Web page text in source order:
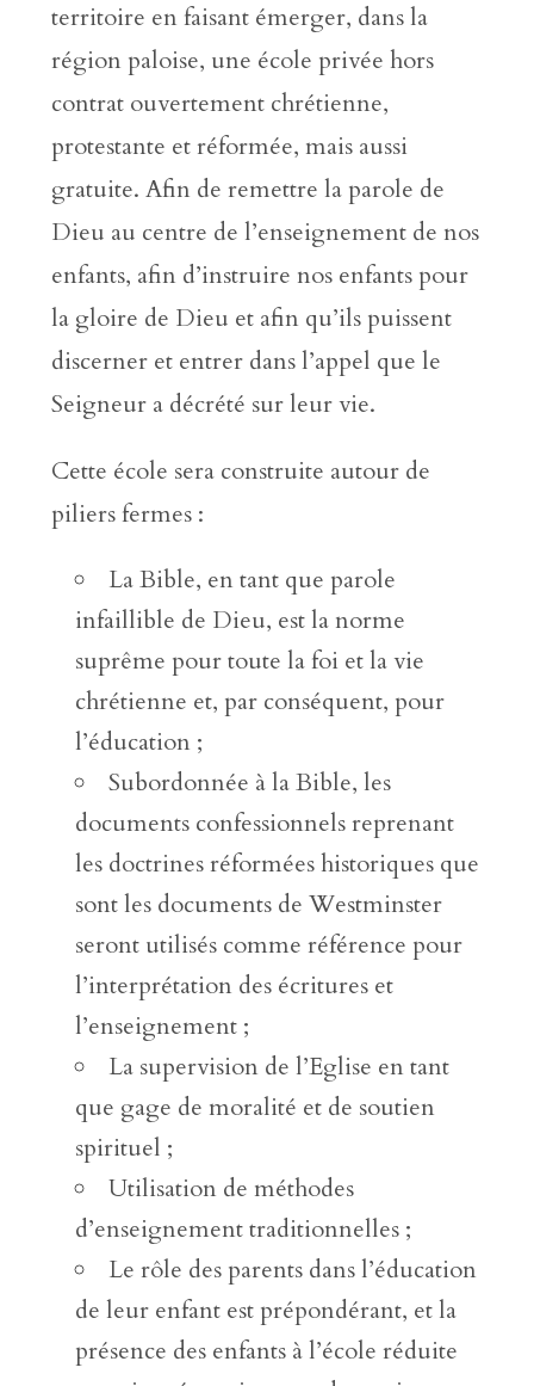
territoire en faisant émerger, dans la
région paloise, une école privée hors
contrat ouvertement chrétienne,
protestante et réformée, mais aussi
gratuite. Afin de remettre la parole de
Dieu au centre de l’enseignement de nos
enfants, afin d’instruire nos enfants pour
la gloire de Dieu et afin qu’ils puissent
discerner et entrer dans l’appel que le
Seigneur a décrété sur leur vie.
Cette école sera construite autour de
piliers fermes :
La Bible, en tant que parole
infaillible de Dieu, est la norme
suprême pour toute la foi et la vie
chrétienne et, par conséquent, pour
l’éducation ;
Subordonnée à la Bible, les
documents confessionnels reprenant
les doctrines réformées historiques que
sont les documents de Westminster
seront utilisés comme référence pour
l’interprétation des écritures et
l’enseignement ;
La supervision de l’Eglise en tant
que gage de moralité et de soutien
spirituel ;
Utilisation de méthodes
d’enseignement traditionnelles ;
Le rôle des parents dans l’éducation
de leur enfant est prépondérant, et la
présence des enfants à l’école réduite